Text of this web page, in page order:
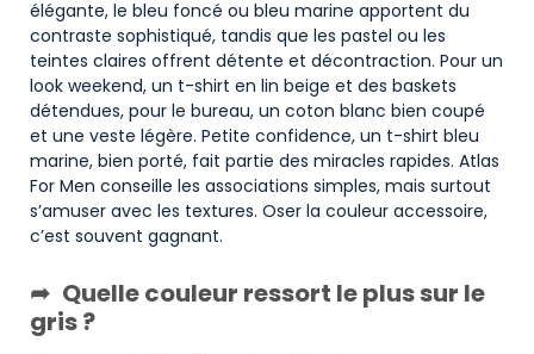
élégante, le bleu foncé ou bleu marine apportent du
contraste sophistiqué, tandis que les pastel ou les
teintes claires offrent détente et décontraction. Pour un
look weekend, un t-shirt en lin beige et des baskets
détendues, pour le bureau, un coton blanc bien coupé
et une veste légère. Petite confidence, un t-shirt bleu
marine, bien porté, fait partie des miracles rapides. Atlas
For Men conseille les associations simples, mais surtout
s’amuser avec les textures. Oser la couleur accessoire,
c’est souvent gagnant.
Quelle couleur ressort le plus sur le
gris ?